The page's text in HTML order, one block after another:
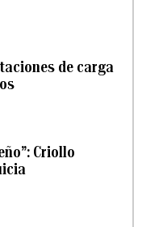
de carga
Criollo